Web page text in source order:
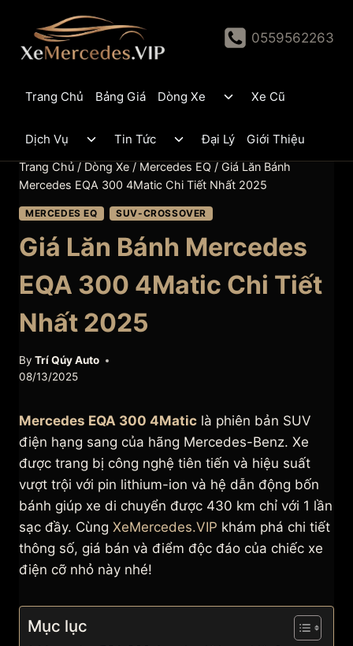
content
0559562263
Trang Chủ Bảng Giá Dòng Xe
ToggleXe Cũ
Dịch Vụ
Toggle
menu
Tin Tức
Toggle
menu
Đại Lý Giới Thiệu
Trang Chủ / Dòng Xe / Mercedes EQ / Giá Lăn Bánh
Mercedes EQA 300 4Matic Chi Tiết Nhất 2025
MERCEDES EQ SUV-CROSSOVER
Giá Lăn Bánh Mercedes
EQA 300 4Matic Chi Tiết
Nhất 2025
By Trí Qúy Auto
08/13/2025
Mercedes EQA 300 4Matic là phiên bản SUV
điện hạng sang của hãng Mercedes-Benz. Xe
được trang bị công nghệ tiên tiến và hiệu suất
vượt trội với pin lithium-ion và hệ dẫn động bốn
bánh giúp xe di chuyển được 430 km chỉ với 1 lần
sạc đầy. Cùng XeMercedes.VIP khám phá chi tiết
thông số, giá bán và điểm độc đáo của chiếc xe
điện cỡ nhỏ này nhé!
Mục lục